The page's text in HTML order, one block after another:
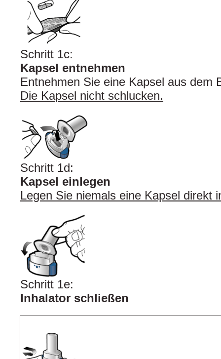
Schritt 1c:
Kapsel entnehmen
Entnehmen Sie eine Kapsel aus dem
Die Kapsel nicht schlucken.
Schritt 1d:
Kapsel einlegen
Legen Sie niemals eine Kapsel direkt
Schritt 1e:
Inhalator schließen